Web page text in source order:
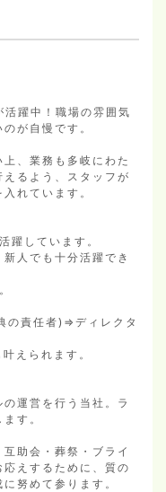
躍中！職場の雰囲気
が自慢です。
、業務も多岐にわた
るよう、スタッフが
れています。
躍しています。
人でも十分活躍でき
の責任者)⇒ディレクタ
えられます。
運営を行う当社。ラ
す。
助会・葬祭・ブライ
えするために、質の
努めて参ります。